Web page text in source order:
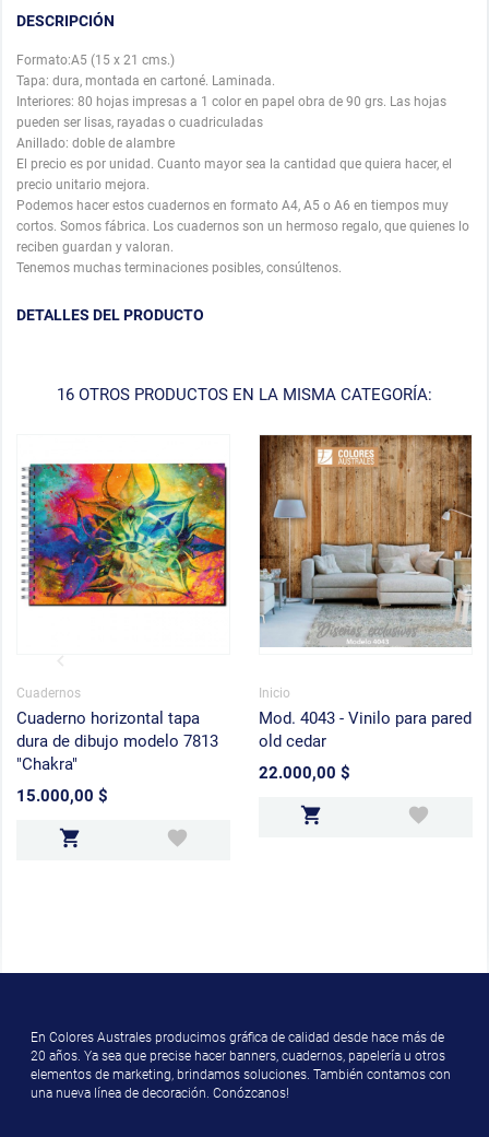
DESCRIPCIÓN
Formato:A5 (15 x 21 cms.)
Tapa: dura, montada en cartoné. Laminada.
Interiores: 80 hojas impresas a 1 color en papel obra de 90 grs. Las hojas
pueden ser lisas, rayadas o cuadriculadas
Anillado: doble de alambre
El precio es por unidad. Cuanto mayor sea la cantidad que quiera hacer, el
precio unitario mejora.
Podemos hacer estos cuadernos en formato A4, A5 o A6 en tiempos muy
cortos. Somos fábrica. Los cuadernos son un hermoso regalo, que quienes lo
reciben guardan y valoran.
Tenemos muchas terminaciones posibles, consúltenos.
DETALLES DEL PRODUCTO
16 OTROS PRODUCTOS EN LA MISMA CATEGORÍA:
Cuadernos
Cuaderno horizontal tapa
dura de dibujo modelo 7813
"Chakra"
Precio
15.000,00 $
Inicio
Mod. 4043 - Vinilo para pared
old cedar
Precio
22.000,00 $
En Colores Australes producimos gráfica de calidad desde hace más de
20 años. Ya sea que precise hacer banners, cuadernos, papelería u otros
elementos de marketing, brindamos soluciones. También contamos con
una nueva línea de decoración. Conózcanos!